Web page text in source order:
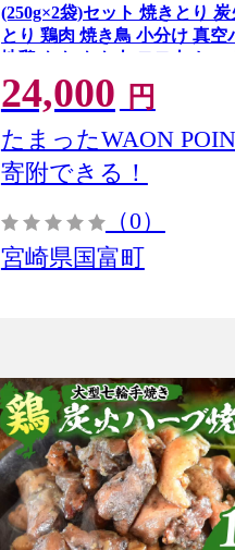
(250g×2袋)セット 焼きとり
とり 鶏肉 焼き鳥 小分け 真空
地鶏 もも もも肉 モモ肉 おつ
酌 おかず 惣菜 冷凍 焼き豚 焼
肉 晩ご飯 お弁当 たれ 簡単 手
24,000 円
たまったWAON
寄附できる！
（0）
宮崎県国富町